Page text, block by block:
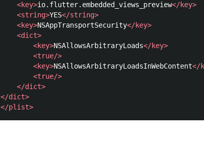
<key>io.flutter.embedded_views_preview</key>
<string>YES</string>
<key>NSAppTransportSecurity</key>
<dict>
<key>NSAllowsArbitraryLoads</key>
<true/>
<key>NSAllowsArbitraryLoadsInWebContent</
<true/>
</dict>
</dict>
</plist>